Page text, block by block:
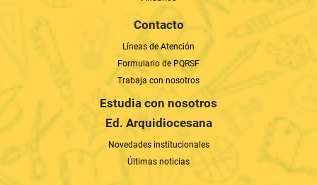
Formulario de PQRSF
Trabaja con nosotros
Estudia con nosotros
Ed. Arquidiocesana
Novedades institucionales
Últimas noticias